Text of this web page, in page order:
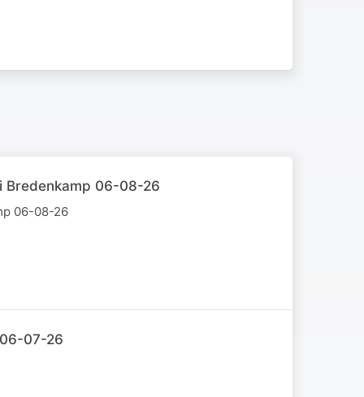
Bredenkamp 06-08-26
06-08-26
07-26